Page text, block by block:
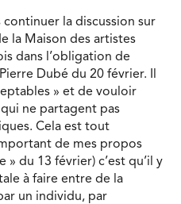
continuer la discussion sur
la Maison des artistes
dans l’obligation de
Dubé du 20 février. Il
» et de vouloir
ne partagent pas
Cela est tout
de mes propos
du 13 février) c’est qu’il y
à faire entre de la
un individu, par